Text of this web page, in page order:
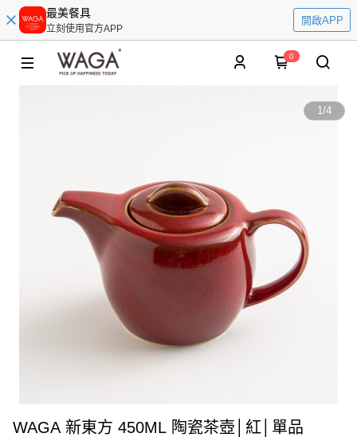
最美餐具
立刻使用官方APP
開啟APP
0
1/4
WAGA 新東方 450ML 陶瓷茶壺│紅│單品